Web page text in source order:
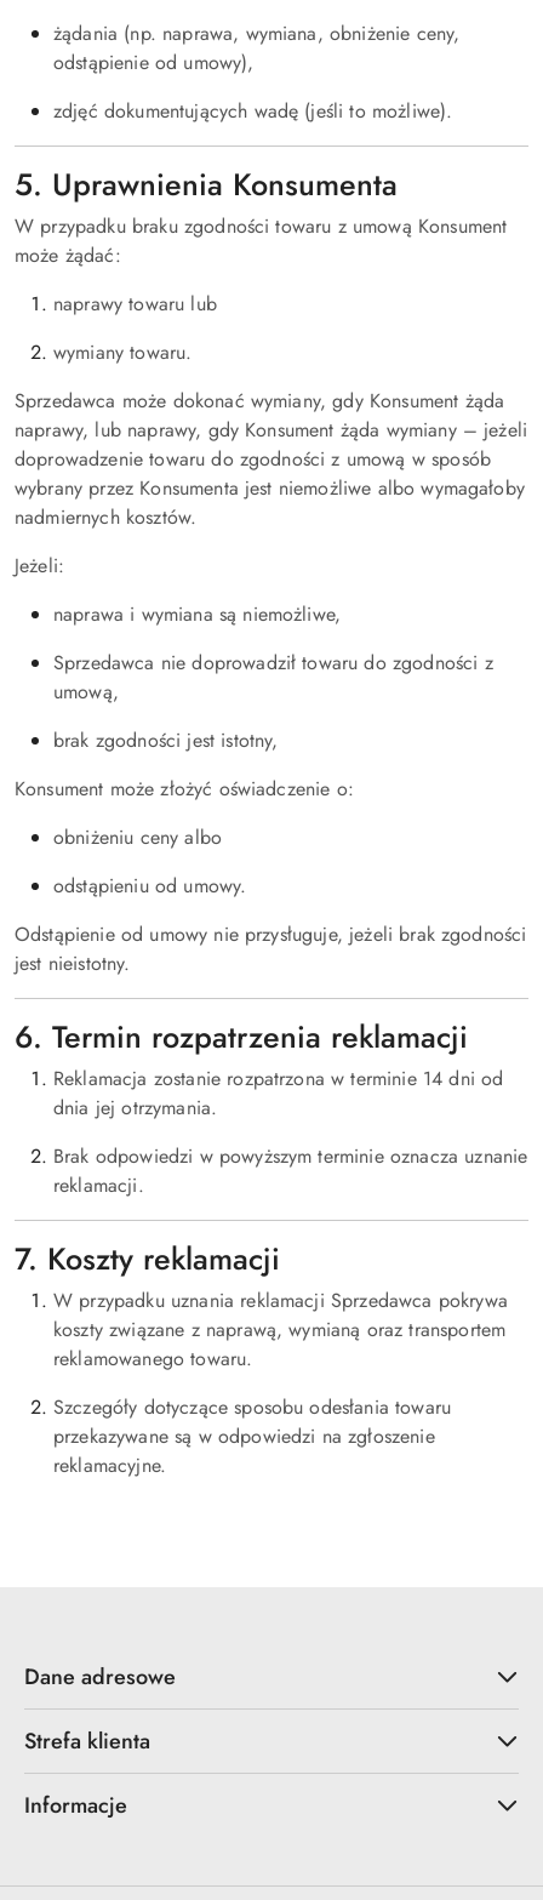
żądania (np. naprawa, wymiana, obniżenie ceny,
odstąpienie od umowy),
zdjęć dokumentujących wadę (jeśli to możliwe).
5. Uprawnienia Konsumenta
W przypadku braku zgodności towaru z umową Konsument
może żądać:
naprawy towaru lub
wymiany towaru.
Sprzedawca może dokonać wymiany, gdy Konsument żąda
naprawy, lub naprawy, gdy Konsument żąda wymiany – jeżeli
doprowadzenie towaru do zgodności z umową w sposób
wybrany przez Konsumenta jest niemożliwe albo wymagałoby
nadmiernych kosztów.
Jeżeli:
naprawa i wymiana są niemożliwe,
Sprzedawca nie doprowadził towaru do zgodności z
umową,
brak zgodności jest istotny,
Konsument może złożyć oświadczenie o:
obniżeniu ceny albo
odstąpieniu od umowy.
Odstąpienie od umowy nie przysługuje, jeżeli brak zgodności
jest nieistotny.
6. Termin rozpatrzenia reklamacji
Reklamacja zostanie rozpatrzona w terminie 14 dni od
dnia jej otrzymania.
Brak odpowiedzi w powyższym terminie oznacza uznanie
reklamacji.
7. Koszty reklamacji
W przypadku uznania reklamacji Sprzedawca pokrywa
koszty związane z naprawą, wymianą oraz transportem
reklamowanego towaru.
Szczegóły dotyczące sposobu odesłania towaru
przekazywane są w odpowiedzi na zgłoszenie
reklamacyjne.
Dane adresowe
Strefa klienta
Informacje